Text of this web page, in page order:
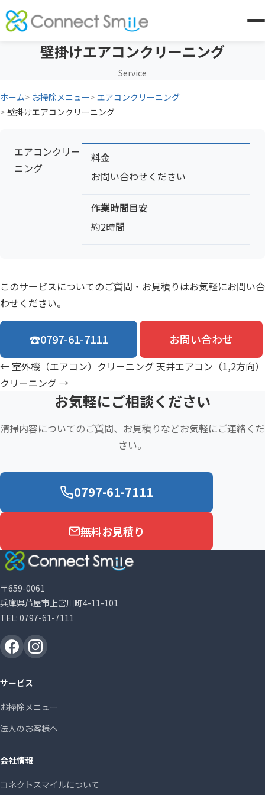
壁掛けエアコンクリーニング
Service
ホーム お掃除メニュー
エアコンクリーニング
壁掛けエアコンクリーニング
エアコンクリー
ニング
料金
お問い合わせください
作業時間目安
約2時間
このサービスについてのご質問・お見積りはお気軽にお問い合
わせください。
☎0797-61-7111 お問い合わせ
← 室外機（エアコン）クリーニング天井エアコン（1,2方向）
クリーニング →
お気軽にご相談ください
清掃内容についてのご質問、お見積りなどお気軽にご連絡くだ
さい。
0797-61-7111
無料お見積り
〒659-0061
兵庫県芦屋市上宮川町4-11-101
TEL: 0797-61-7111
サービス
お掃除メニュー
法人のお客様へ
会社情報
コネクトスマイルについて